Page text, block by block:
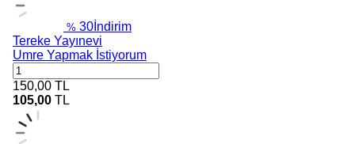
% 30 İndirim
Tereke Yayınevi
Umre Yapmak İstiyorum
150,00 TL
105,00 TL